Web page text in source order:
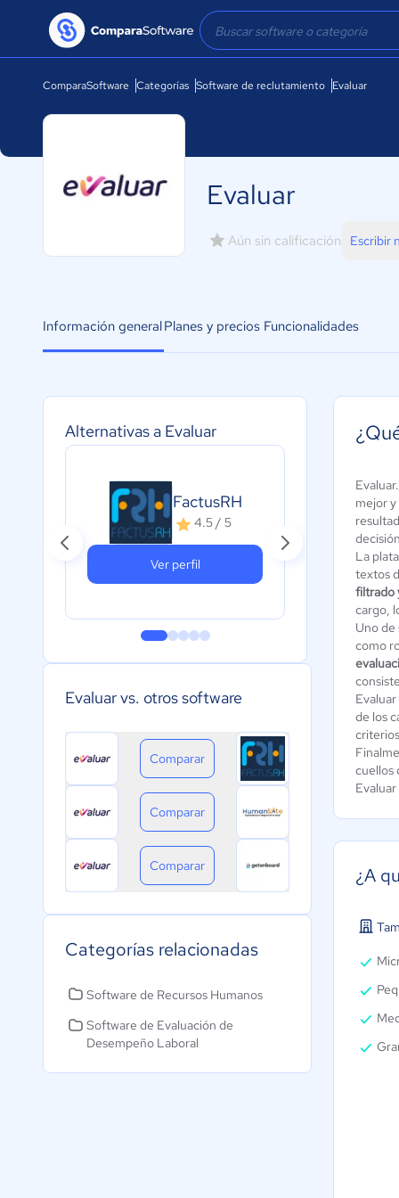
ComparaSoftware Categorías Software de reclutamiento Evaluar
Evaluar
Aún sin calificación Escribir
Información generalPlanes y precios Funcionalidades
Alternativas a Evaluar
FactusRH
4.5 / 5
Ver perfil
Evaluar vs. otros software
Comparar
Comparar
Comparar
Categorías relacionadas
Software de Recursos Humanos
Software de Evaluación de
Desempeño Laboral
mejor
La
textos
filtrado
cargo,
Uno de
como
de los
cuellos
¿A